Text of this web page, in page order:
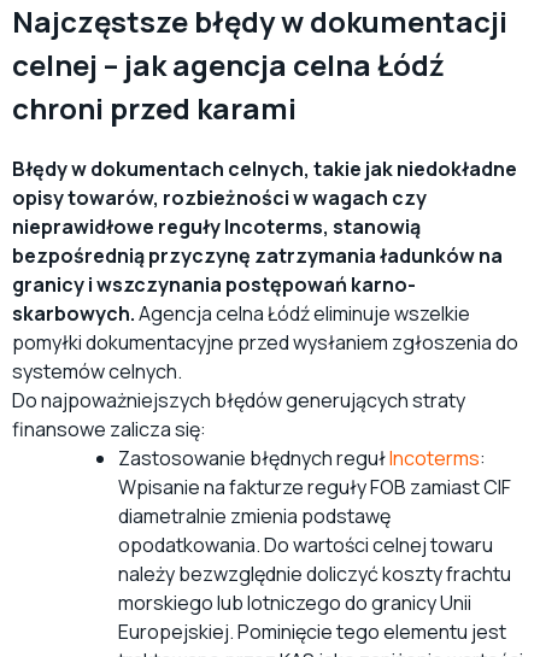
Najczęstsze błędy w dokumentacji
celnej – jak agencja celna Łódź
chroni przed karami
Błędy w dokumentach celnych, takie jak niedokładne
opisy towarów, rozbieżności w wagach czy
nieprawidłowe reguły Incoterms, stanowią
bezpośrednią przyczynę zatrzymania ładunków na
granicy i wszczynania postępowań karno-
skarbowych.Agencja celna Łódź eliminuje wszelkie
pomyłki dokumentacyjne przed wysłaniem zgłoszenia do
systemów celnych.
Do najpoważniejszych błędów generujących straty
finansowe zalicza się:
Zastosowanie błędnych regułIncoterms:
Wpisanie na fakturze reguły FOB zamiast CIF
diametralnie zmienia podstawę
opodatkowania. Do wartości celnej towaru
należy bezwzględnie doliczyć koszty frachtu
morskiego lub lotniczego do granicy Unii
Europejskiej. Pominięcie tego elementu jest